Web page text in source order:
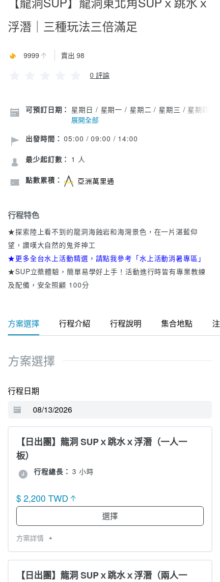
浮潛｜三種玩法三倍滿足
0 評論
9999 賣出 98
可預訂日期： 星期日 / 星期一 / 星期二 / 星期三 / 星期四 /
展開全部
出發時間： 05:00 / 09:00 / 14:00
最少起訂數： 1 人
點數累積： 亞洲萬里通
行程特色
★探索陸上看不到的龍洞海蝕岩和海灣景色，在一片湛藍仰
望，讚嘆大自然的鬼斧神工
★更多全台水上活動精選，請點我參考「水上活動消暑專區」
★SUP立槳體驗，簡單易學好上手！活動進行時皆有專業教練
及配備，安全照顧 100分
方案選擇 行程介紹 行程說明 集合地點
方案選擇
行程日期
【日出團】龍洞 SUPｘ跳水ｘ浮潛（一人一
板）
行程總長： 3 小時
$ 2,200 TWD
選擇
方案詳情
【日出團】龍洞 SUPｘ跳水ｘ浮潛（兩人一